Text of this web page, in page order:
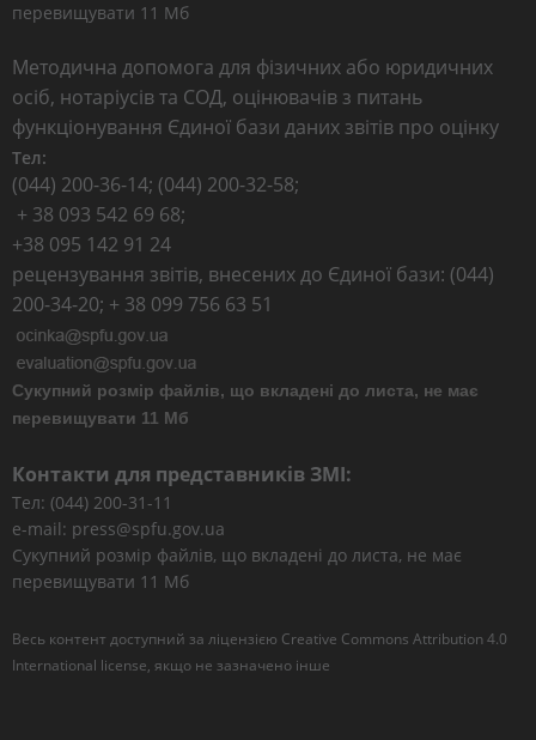
перевищувати 11 Мб
Методична допомога для фізичних або юридичних
осіб, нотаріусів та СОД, оцінювачів з питань
функціонування Єдиної бази даних звітів про оцінку
Тел:
(044) 200-36-14; (044) 200-32-58;
+ 38 093 542 69 68;
+38 095 142 91 24
рецензування звітів, внесених до Єдиної бази: (044)
200-34-20; + 38 099 756 63 51
Сукупний розмір файлів, що вкладені до листа, не має
перевищувати 11 Мб
Контакти для представників ЗМІ:
Тел: (044) 200-31-11
e-mail: press@spfu.gov.ua
Сукупний розмір файлів, що вкладені до листа, не має
перевищувати 11 Мб
Весь контент доступний за ліцензією Creative Commons Attribution 4.0
International license, якщо не зазначено інше